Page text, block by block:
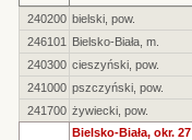
240200 bielski, pow.
246101
Bielsko-Biała, m.
240300 cieszyński, pow.
241000 pszczyński, pow.
241700 żywiecki, pow.
Bielsko-Biała, okr. 27